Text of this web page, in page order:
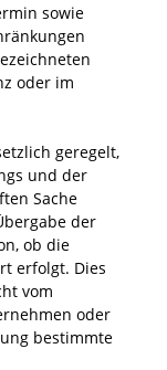
sowie
oder im
geregelt,
und der
Sache
der
ob die
erfolgt. Dies
vom
oder
bestimmte